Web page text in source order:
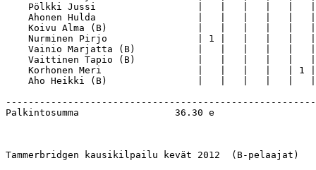
Pölkki Jussi                  |   |   |   |   |
Ahonen Hulda                  |   |   |   |   |
Koivu Alma (B)                |   |   |   |   |
Nurminen Pirjo                | 1 |   |   |   |
Vainio Marjatta (B)           |   |   |   |   |
Vaittinen Tapio (B)           |   |   |   |   |
Korhonen Meri                 |   |   |   |   | 1
Aho Heikki (B)                |   |   |   |   |
Palkintosumma                 36.30 e
Tammerbridgen kausikilpailu kevät 2012  (B-pelaajat)